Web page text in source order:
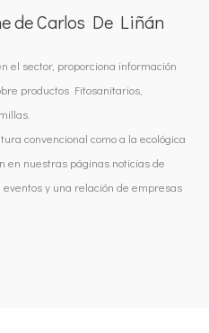
de Carlos De Liñán
el sector, proporciona información
productos Fitosanitarios,
convencional como a la ecológica
en nuestras páginas noticias de
y una relación de empresas